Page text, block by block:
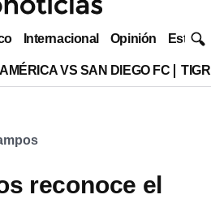
Internacional Opinión Estilo
AMÉRICA VS SAN DIEGO FC
reconoce el